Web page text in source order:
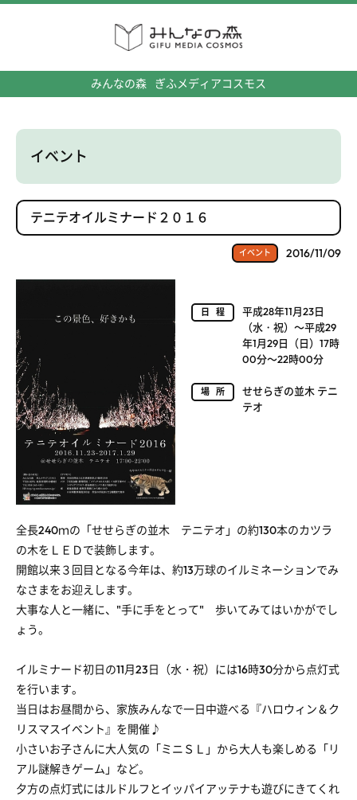
みんなの森 ぎふメディアコスモス
イベント
テニテオイルミナード２０１６
イベント 2016/11/09
日程
平成28年11月23日
（水・祝）～平成29
年1月29日（日）17時
00分～22時00分
場所
せせらぎの並木 テニ
テオ
全長240ｍの「せせらぎの並木 テニテオ」の約130本のカツラ
の木をＬＥＤで装飾します。
開館以来３回目となる今年は、約13万球のイルミネーションでみ
なさまをお迎えします。
大事な人と一緒に、"手に手をとって" 歩いてみてはいかがでし
ょう。
イルミナード初日の11月23日（水・祝）には16時30分から点灯式
を行います。
当日はお昼間から、家族みんなで一日中遊べる『ハロウィン＆ク
リスマスイベント』を開催♪
小さいお子さんに大人気の「ミニＳＬ」から大人も楽しめる「リ
アル謎解きゲーム」など。
夕方の点灯式にはルドルフとイッパイアッテナも遊びにきてくれ